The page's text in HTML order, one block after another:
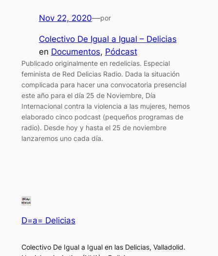
Nov 22, 2020—por
Colectivo De Igual a Igual – Delicias
en Documentos, Pódcast
Publicado originalmente en redelicias. Especial
feminista de Red Delicias Radio. Dada la situación
complicada para hacer una convocatoria presencial
este año para el día 25 de Noviembre, Día
Internacional contra la violencia a las mujeres, hemos
elaborado cinco podcast (pequeños programas de
radio). Desde hoy y hasta el 25 de noviembre
lanzaremos uno cada día.
D=a= Delicias
Colectivo De Igual a Igual en las Delicias, Valladolid.